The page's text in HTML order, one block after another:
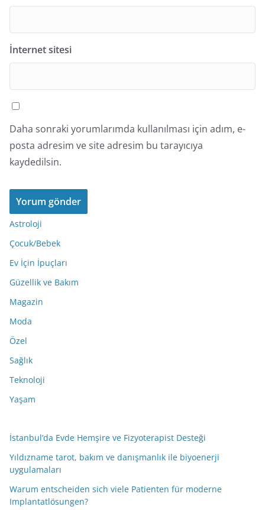
İnternet sitesi
Daha sonraki yorumlarımda kullanılması için adım, e-
posta adresim ve site adresim bu tarayıcıya
kaydedilsin.
Astroloji
Çocuk/Bebek
Ev İçin İpuçları
Güzellik ve Bakım
Magazin
Moda
Özel
Sağlık
Teknoloji
Yaşam
İstanbul’da Evde Hemşire ve Fizyoterapist Desteği
Yıldızname tarot, bakım ve danışmanlık ile biyoenerji
uygulamaları
Warum entscheiden sich viele Patienten für moderne
Implantatlösungen?